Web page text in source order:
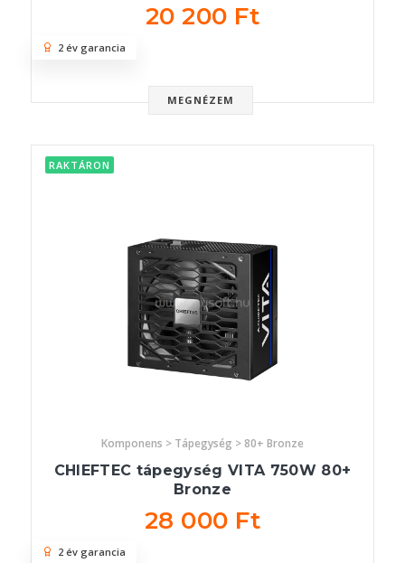
20 200 Ft
MEGNÉZEM
2 év garancia
RAKTÁRON
Komponens > Tápegység > 80+ Bronze
CHIEFTEC tápegység VITA 750W 80+
Bronze
28 000 Ft
2 év garancia